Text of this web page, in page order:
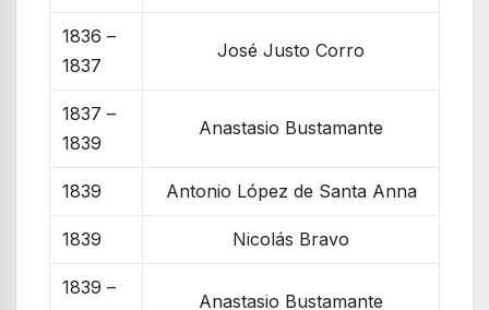
1836 –
1837
José Justo Corro
1837 –
1839
Anastasio Bustamante
1839 Antonio López de Santa Anna
1839 Nicolás Bravo
1839 –
Anastasio Bustamante